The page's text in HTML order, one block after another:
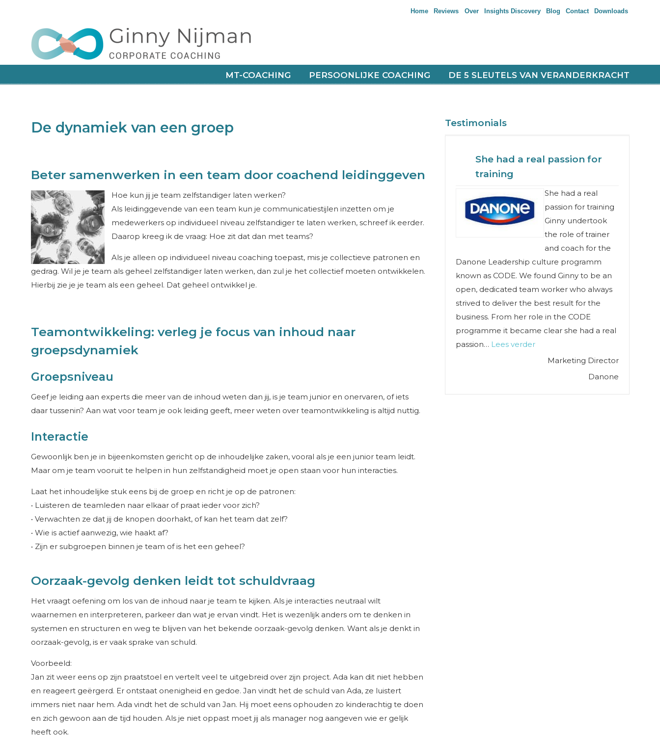
Home Reviews Over Insights Discovery Blog Contact Downloads
Leert manager, team en organisatie hoe je met ‘soft skills’ keihard resultaat haalt
MT-COACHING PERSOONLIJKE COACHING DE 5 SLEUTELS VAN VERANDERKRACHT
De dynamiek van een groep
Beter samenwerken in een team door coachend leidinggeven
Hoe kun jij je team zelfstandiger laten werken?
Als leidinggevende van een team kun je communicatiestijlen inzetten om je
medewerkers op individueel niveau zelfstandiger te laten werken, schreef ik eerder.
Daarop kreeg ik de vraag: Hoe zit dat dan met teams?
Als je alleen op individueel niveau coaching toepast, mis je collectieve patronen en
gedrag. Wil je je team als geheel zelfstandiger laten werken, dan zul je het collectief moeten ontwikkelen.
Hierbij zie je je team als een geheel. Dat geheel ontwikkel je.
Teamontwikkeling: verleg je focus van inhoud naar
groepsdynamiek
Groepsniveau
Geef je leiding aan experts die meer van de inhoud weten dan jij, is je team junior en onervaren, of iets
daar tussenin? Aan wat voor team je ook leiding geeft, meer weten over teamontwikkeling is altijd nuttig.
Interactie
Gewoonlijk ben je in bijeenkomsten gericht op de inhoudelijke zaken, vooral als je een junior team leidt.
Maar om je team vooruit te helpen in hun zelfstandigheid moet je open staan voor hun interacties.
Laat het inhoudelijke stuk eens bij de groep en richt je op de patronen:
• Luisteren de teamleden naar elkaar of praat ieder voor zich?
• Verwachten ze dat jij de knopen doorhakt, of kan het team dat zelf?
• Wie is actief aanwezig, wie haakt af?
• Zijn er subgroepen binnen je team of is het een geheel?
Oorzaak-gevolg denken leidt tot schuldvraag
Het vraagt oefening om los van de inhoud naar je team te kijken. Als je interacties neutraal wilt
waarnemen en interpreteren, parkeer dan wat je ervan vindt. Het is wezenlijk anders om te denken in
systemen en structuren en weg te blijven van het bekende oorzaak-gevolg denken. Want als je denkt in
oorzaak-gevolg, is er vaak sprake van schuld.
Voorbeeld:
Jan zit weer eens op zijn praatstoel en vertelt veel te uitgebreid over zijn project. Ada kan dit niet hebben
en reageert geërgerd. Er ontstaat onenigheid en gedoe. Jan vindt het de schuld van Ada, ze luistert
immers niet naar hem. Ada vindt het de schuld van Jan. Hij moet eens ophouden zo kinderachtig te doen
en zich gewoon aan de tijd houden. Als je niet oppast moet jij als manager nog aangeven wie er gelijk
heeft ook.
Testimonials
She had a real passion for
training
She had a real
passion for training
Ginny undertook
the role of trainer
and coach for the
Danone Leadership culture programm
known as CODE. We found Ginny to be an
open, dedicated team worker who always
strived to deliver the best result for the
business. From her role in the CODE
programme it became clear she had a real
passion… Lees verder“She had a real passion for
Marketing Director
Danone